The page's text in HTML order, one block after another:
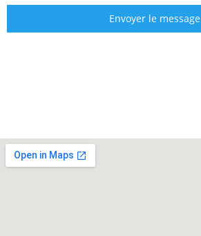
Envoyer le message